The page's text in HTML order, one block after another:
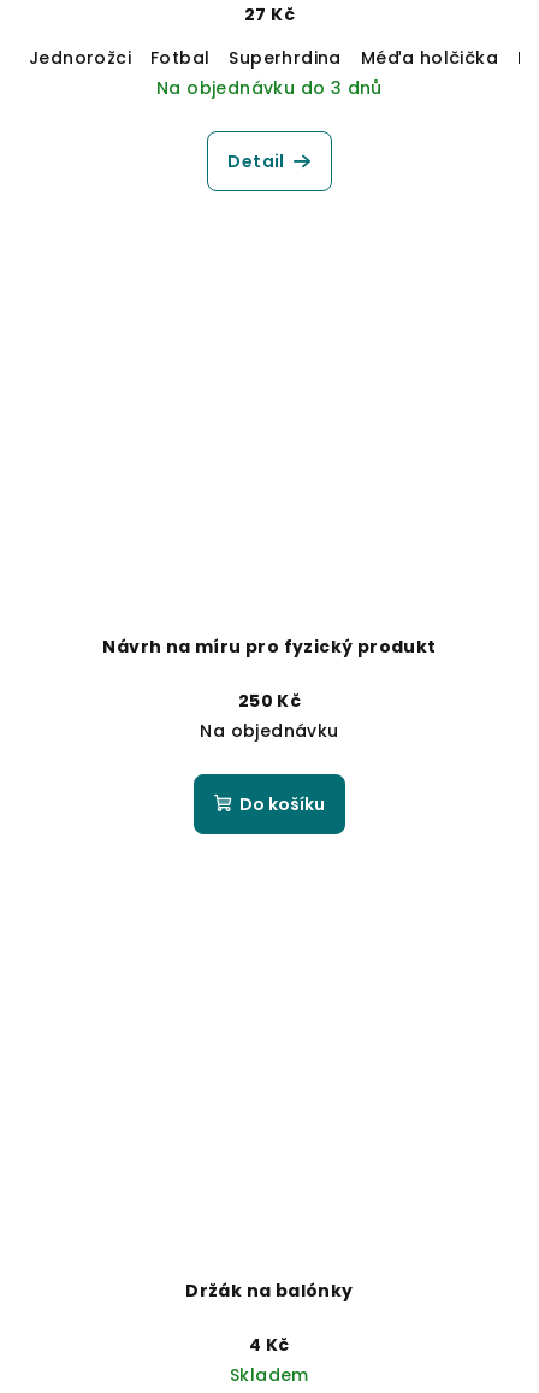
27 Kč
Jednorožci
Fotbal Superhrdina Méďa holčička
Na objednávku do 3 dnů
Detail
Návrh na míru pro fyzický produkt
250 Kč
Na objednávku
Do košíku
Držák na balónky
4 Kč
Skladem